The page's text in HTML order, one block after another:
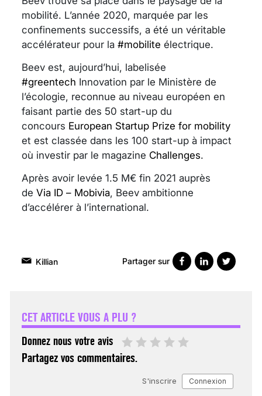
mobilité. L’année 2020, marquée par les
confinements successifs, a été un véritable
accélérateur pour la #mobilite électrique.
Beev est, aujourd’hui, labelisée
#greentech Innovation par le Ministère de
l’écologie, reconnue au niveau européen en
faisant partie des 50 start-up du
concours European Startup Prize for mobility
et est classée dans les 100 start-up à impact
où investir par le magazine Challenges.
Après avoir levée 1.5 M€ fin 2021 auprès
de Via ID – Mobivia, Beev ambitionne
d’accélérer à l’international.
Killian Partager sur
CET ARTICLE VOUS A PLU ?
Donnez nous votre avis
Partagez vos commentaires.